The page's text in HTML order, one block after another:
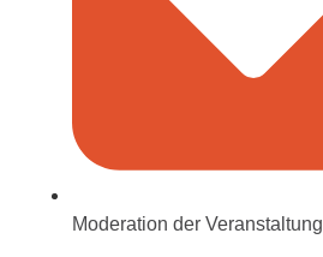
Moderation der Veranstaltung